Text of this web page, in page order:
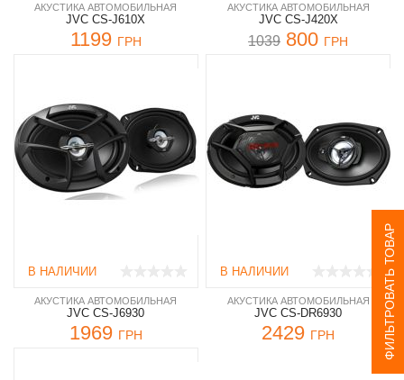
ФИЛЬТРОВАТЬ ТОВАР
АКУСТИКА АВТОМОБИЛЬНАЯ
JVC CS-J610X
1199 ГРН
АКУСТИКА АВТОМОБИЛЬНАЯ
JVC CS-J420X
1039 800 ГРН
В НАЛИЧИИ
АКУСТИКА АВТОМОБИЛЬНАЯ
JVC CS-J6930
1969 ГРН
В НАЛИЧИИ
АКУСТИКА АВТОМОБИЛЬНАЯ
JVC CS-DR6930
2429 ГРН